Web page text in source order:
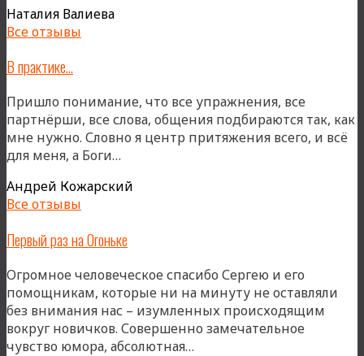
Наталия Валиева
Все отзывы
В практике…
Пришло понимание, что все упражнения, все
партнёрши, все слова, общения подбираются так, как
мне нужно. Словно я центр притяжения всего, и всё
для меня, а Боги…
Андрей Кожарский
Все отзывы
Первый раз на Огоньке
Огромное человеческое спасибо Сергею и его
помощникам, которые ни на минуту не оставляли
без внимания нас – изумленных происходящим
вокруг новичков. Совершенно замечательное
чувство юмора, абсолютная…